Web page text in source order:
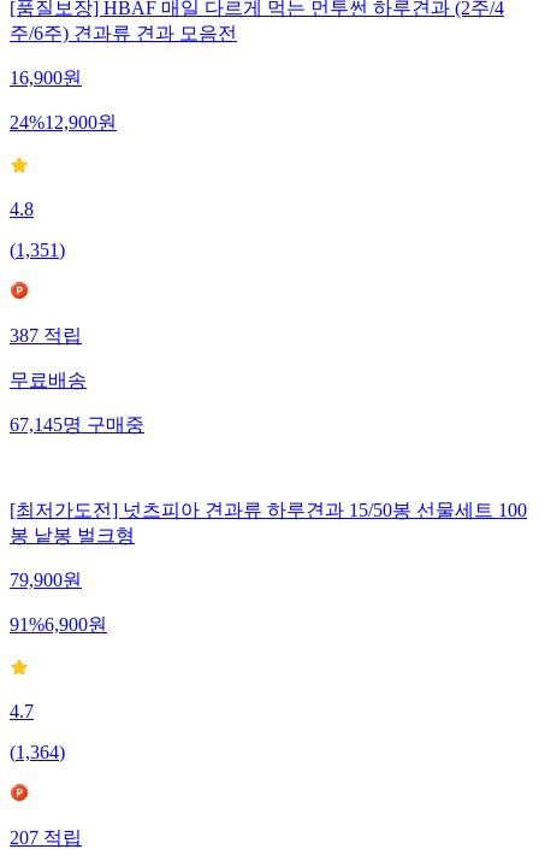
[품질보장] HBAF 매일 다르게 먹는 먼투썬 하루견과 (2주/4
주/6주) 견과류 견과 모음전
16,900원
24%12,900원
4.8
(1,351)
387 적립
무료배송
67,145명 구매중
[최저가도전] 넛츠피아 견과류 하루견과 15/50봉 선물세트 100
봉 낱봉 벌크형
79,900원
91%6,900원
4.7
(1,364)
207 적립